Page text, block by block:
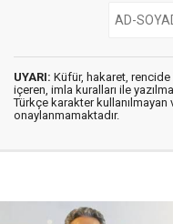
UYARI: Küfür, hakaret, rencide
içeren, imla kuralları ile
Türkçe karakter kullanılmayan
onaylanmamaktadır.